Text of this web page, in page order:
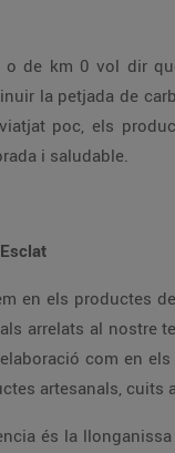
de km 0 vol dir
la petjada de
poc, els
i saludable.
en els productes
arrelats al nostre
com en
artesanals,
és la